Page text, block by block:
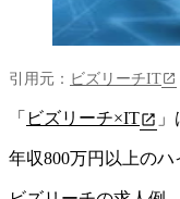
引用元： ビズリーチIT
「 ビズリーチ×IT 」
年収800万円以上の